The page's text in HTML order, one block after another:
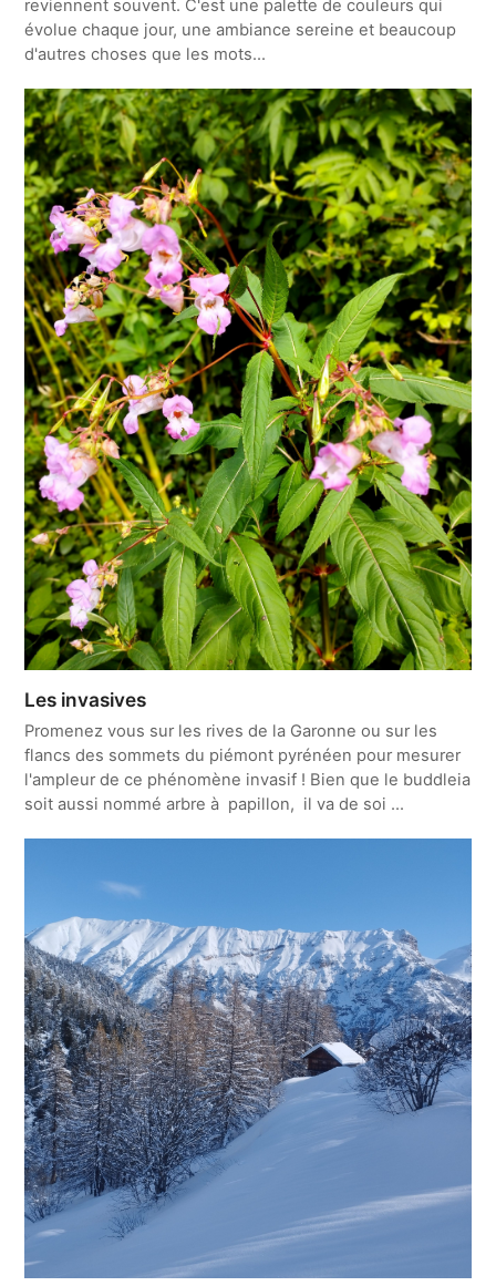
reviennent souvent. C'est une palette de couleurs qui
évolue chaque jour, une ambiance sereine et beaucoup
d'autres choses que les mots...
Les invasives
Promenez vous sur les rives de la Garonne ou sur les
flancs des sommets du piémont pyrénéen pour mesurer
l'ampleur de ce phénomène invasif ! Bien que le buddleia
soit aussi nommé arbre à papillon, il va de soi ...